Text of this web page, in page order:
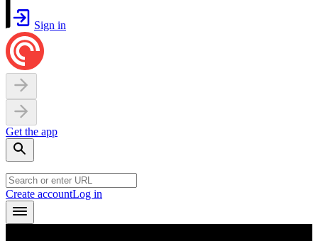
Sign in
Get the app
Create accountLog in